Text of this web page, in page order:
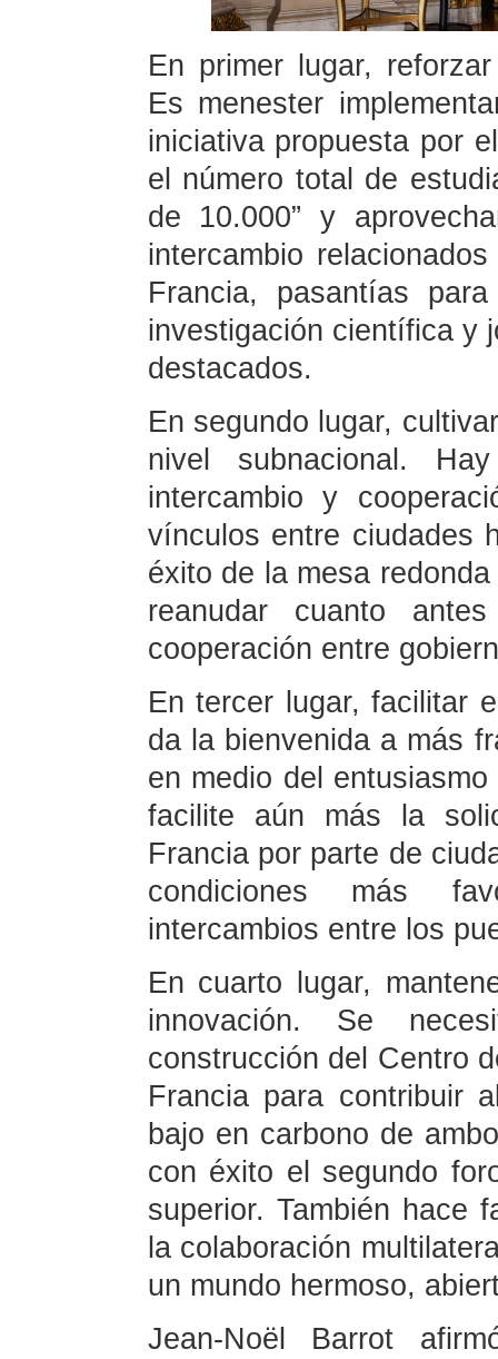
En primer lugar,
Es menester
iniciativa propuesta por
el número total de
de 10.000” y
intercambio
Francia, pasantías
investigación científica y
destacados.
En segundo lugar,
nivel subnacional.
intercambio y
vínculos entre ciudades
éxito de la mesa
reanudar cuanto
cooperación entre
En tercer lugar, facilitar
da la bienvenida a más
en medio del
facilite aún más la
Francia por parte de
condiciones más
intercambios entre los
En cuarto lugar,
innovación. Se
construcción del Centro
Francia para contribuir
bajo en carbono de
con éxito el segundo
superior. También hace
la colaboración
un mundo hermoso,
Jean-Noël Barrot